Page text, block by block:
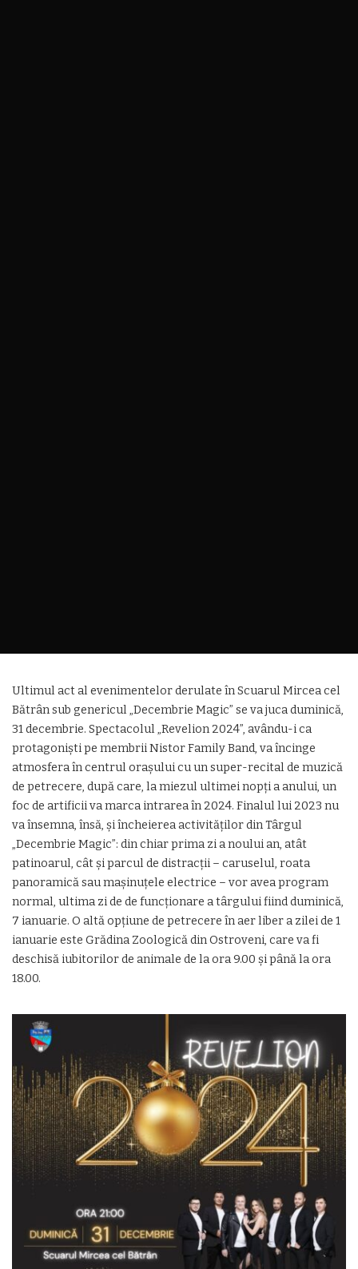
Ultimul act al evenimentelor derulate în Scuarul Mircea cel
Bătrân sub genericul „Decembrie Magic” se va juca duminică,
31 decembrie. Spectacolul „Revelion 2024”, avându-i ca
protagoniști pe membrii Nistor Family Band, va încinge
atmosfera în centrul orașului cu un super-recital de muzică
de petrecere, după care, la miezul ultimei nopți a anului, un
foc de artificii va marca intrarea în 2024. Finalul lui 2023 nu
va însemna, însă, și încheierea activităților din Târgul
„Decembrie Magic”: din chiar prima zi a noului an, atât
patinoarul, cât și parcul de distracții – caruselul, roata
panoramică sau mașinuțele electrice – vor avea program
normal, ultima zi de de funcționare a târgului fiind duminică,
7 ianuarie. O altă opțiune de petrecere în aer liber a zilei de 1
ianuarie este Grădina Zoologică din Ostroveni, care va fi
deschisă iubitorilor de animale de la ora 9.00 și până la ora
18.00.